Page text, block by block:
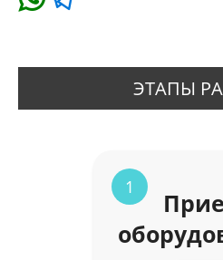
ЭТАПЫ
1